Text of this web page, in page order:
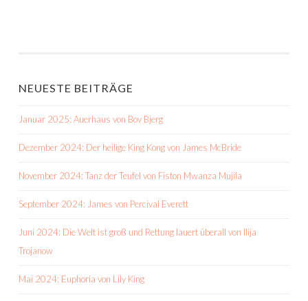
NEUESTE BEITRÄGE
Januar 2025: Auerhaus von Bov Bjerg
Dezember 2024: Der heilige King Kong von James McBride
November 2024: Tanz der Teufel von Fiston Mwanza Mujila
September 2024: James von Percival Everett
Juni 2024: Die Welt ist groß und Rettung lauert überall von Ilija
Trojanow
Mai 2024: Euphoria von Lily King